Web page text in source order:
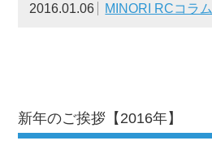
2016.01.06 MINORI RCコラム
新年のご挨拶【2016年】